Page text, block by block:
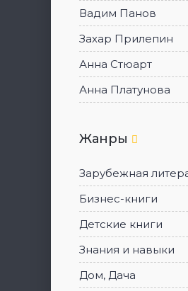
Вадим Панов
Захар Прилепин
Анна Стюарт
Анна Платунова
Жанры
Зарубежная
Бизнес-книги
Детские книги
Знания и навыки
Дом, Дача